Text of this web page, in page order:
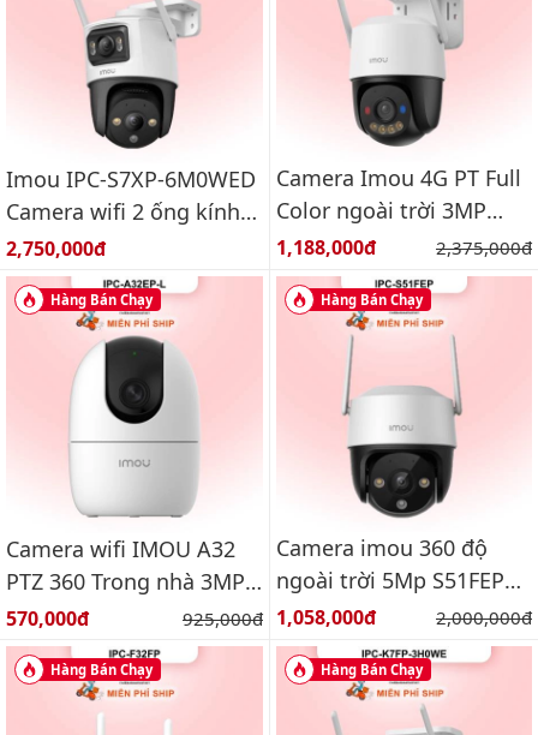
Imou IPC-S7XP-6M0WED
Camera wifi 2 ống kính
quay quét ngoài trời
6MP
Giá bán:
2,750,000đ
Camera Imou 4G PT Full
Color ngoài trời 3MP
IPC-K7FP-3H0TE
Giá bán:
1,188,000đ Giá gốc:
2,375,000đ
Hàng Bán Chạy
Camera wifi IMOU A32
PTZ 360 Trong nhà 3MP
IPC-A32EP-L
Giá bán:
570,000đ Giá gốc:
925,000đ
Hàng Bán Chạy
Camera imou 360 độ
ngoài trời 5Mp S51FEP
Báo động, đàm thoại 2
chiều
Giá bán:
1,058,000đ Giá gốc:
2,000,000đ
Hàng Bán Chạy Hàng Bán Chạy